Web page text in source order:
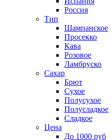
Россия
Тип
Шампанское
Просекко
Кава
Розовое
Ламбруско
Сахар
Брют
Сухое
Полусухое
Полусладкое
Сладкое
Цена
До 1000 руб